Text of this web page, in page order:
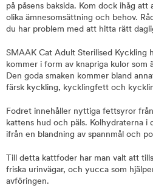
på påsens baksida. Kom dock ihåg
olika ämnesomsättning och behov.
du har problem med att hitta rätt
SMAAK Cat Adult Sterilised Kyckling
kommer i form av knapriga kulor som
Den goda smaken kommer bland
färsk kyckling, kycklingfett och
Fodret innehåller nyttiga fettsyror
kattens hud och päls. Kolhydraterna i
ifrån en blandning av spannmål och
Till detta kattfoder har man valt att
friska urinvägar, och yucca som
avföringen.